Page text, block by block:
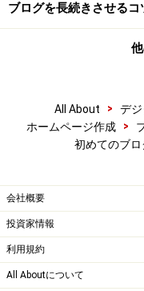
ブログを長続きさせるコ
All About > デ
ホームページ作成
>
初めてのブロ
会社概要
投資家情報
利用規約
All Aboutについて